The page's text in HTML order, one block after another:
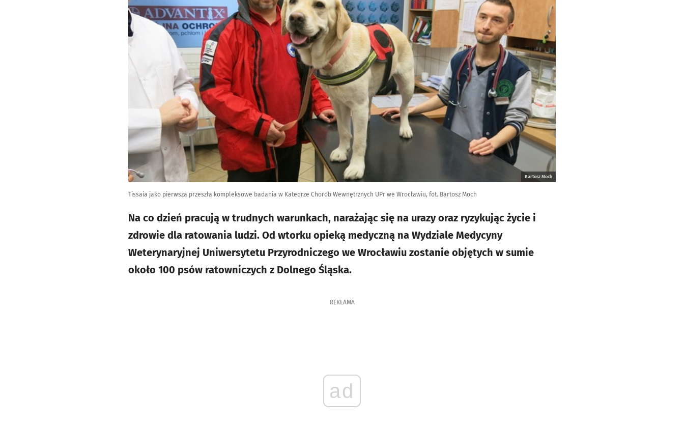
Bartosz Moch
Tissaia jako pierwsza przeszła kompleksowe badania w Katedrze Chorób Wewnętrznych UPr we Wrocławiu, fot. Bartosz Moch
Na co dzień pracują w trudnych warunkach, narażając się na urazy oraz ryzykując życie i
zdrowie dla ratowania ludzi. Od wtorku opieką medyczną na Wydziale Medycyny
Weterynaryjnej Uniwersytetu Przyrodniczego we Wrocławiu zostanie objętych w sumie
około 100 psów ratowniczych z Dolnego Śląska.
REKLAMA
ad